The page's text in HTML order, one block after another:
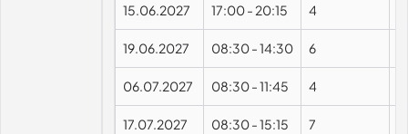
15.06.2027 17:00- 20:15 4
19.06.2027 08:30-14:30 6
06.07.2027 08:30-11:45 4
17.07.2027 08:30-15:15 7